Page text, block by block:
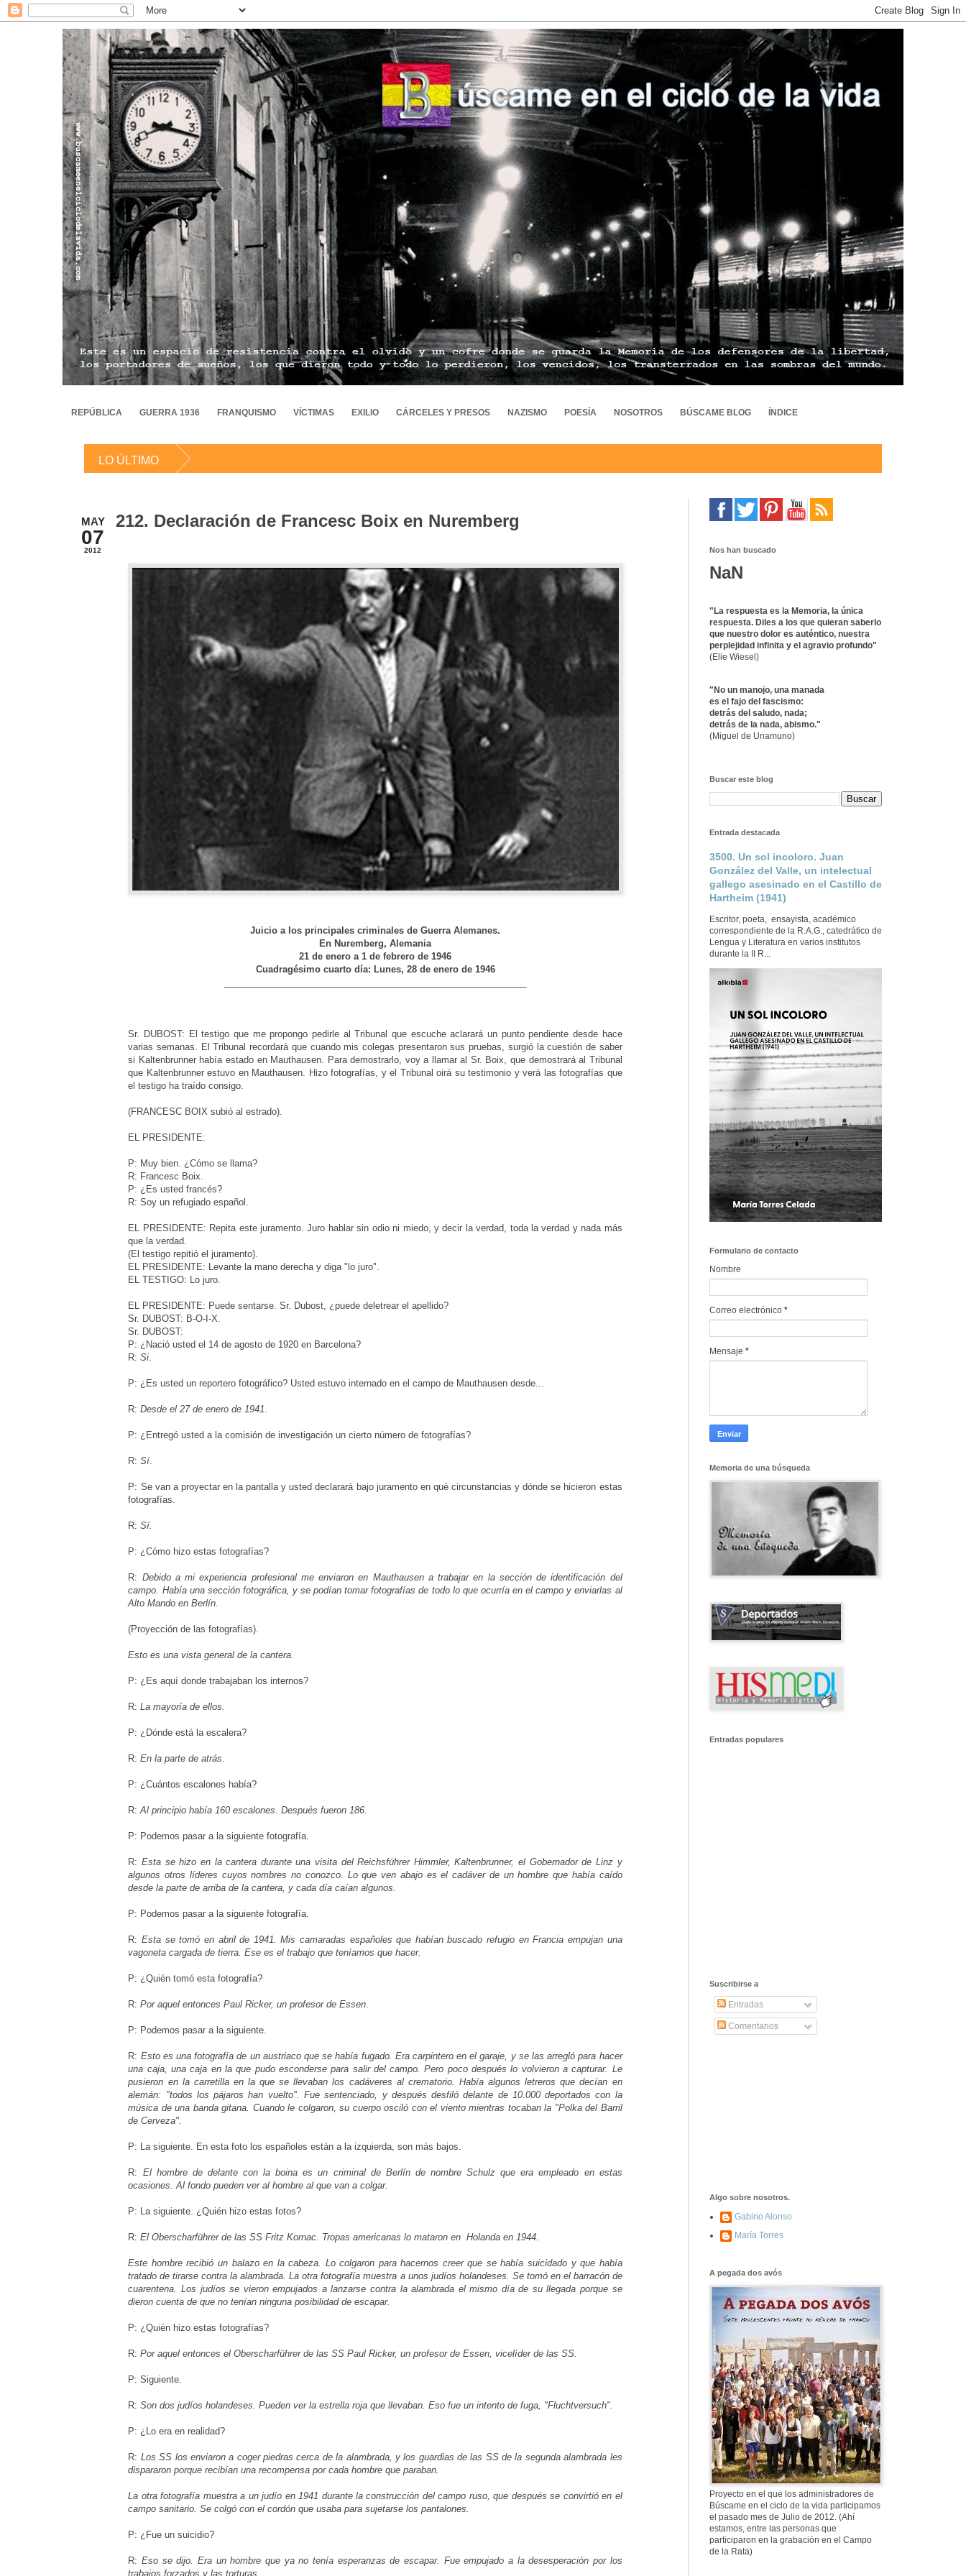
REPÚBLICA GUERRA 1936 FRANQUISMO VÍCTIMAS EXILIO CÁRCELES Y PRESOS NAZISMO POESÍA NOSOTROS BÚSCAME BLOG ÍNDICE
LO ÚLTIMO
MAY
07
2012
212. Declaración de Francesc Boix en Nuremberg
Juicio a los principales criminales de Guerra Alemanes.
En Nuremberg, Alemania
21 de enero a 1 de febrero de 1946
Cuadragésimo cuarto día: Lunes, 28 de enero de 1946
Sr. DUBOST: El testigo que me propongo pedirle al Tribunal que escuche aclarará un punto pendiente desde hace
varias semanas. El Tribunal recordará que cuando mis colegas presentaron sus pruebas, surgió la cuestión de saber
si Kaltenbrunner había estado en Mauthausen. Para demostrarlo, voy a llamar al Sr. Boix, que demostrará al Tribunal
que Kaltenbrunner estuvo en Mauthausen. Hizo fotografías, y el Tribunal oirá su testimonio y verá las fotografías que
el testigo ha traído consigo.
(FRANCESC BOIX subió al estrado).
EL PRESIDENTE:
P: Muy bien. ¿Cómo se llama?
R: Francesc Boix.
P: ¿Es usted francés?
R: Soy un refugiado español.
EL PRESIDENTE: Repita este juramento. Juro hablar sin odio ni miedo, y decir la verdad, toda la verdad y nada más
que la verdad.
(El testigo repitió el juramento).
EL PRESIDENTE: Levante la mano derecha y diga "lo juro".
EL TESTIGO: Lo juro.
EL PRESIDENTE: Puede sentarse. Sr. Dubost, ¿puede deletrear el apellido?
Sr. DUBOST: B-O-I-X.
Sr. DUBOST:
P: ¿Nació usted el 14 de agosto de 1920 en Barcelona?
R: Si.
P: ¿Es usted un reportero fotográfico? Usted estuvo internado en el campo de Mauthausen desde...
R: Desde el 27 de enero de 1941.
P: ¿Entregó usted a la comisión de investigación un cierto número de fotografías?
R: Sí.
P: Se van a proyectar en la pantalla y usted declarará bajo juramento en qué circunstancias y dónde se hicieron estas
fotografías.
R: Sí.
P: ¿Cómo hizo estas fotografías?
R: Debido a mi experiencia profesional me enviaron en Mauthausen a trabajar en la sección de identificación del
campo. Había una sección fotográfica, y se podían tomar fotografías de todo lo que ocurría en el campo y enviarlas al
Alto Mando en Berlín.
(Proyección de las fotografías).
Esto es una vista general de la cantera.
P: ¿Es aquí donde trabajaban los internos?
R: La mayoría de ellos.
P: ¿Dónde está la escalera?
R: En la parte de atrás.
P: ¿Cuántos escalones había?
R: Al principio había 160 escalones. Después fueron 186.
P: Podemos pasar a la siguiente fotografía.
R: Esta se hizo en la cantera durante una visita del Reichsführer Himmler, Kaltenbrunner, el Gobernador de Linz y
algunos otros líderes cuyos nombres no conozco. Lo que ven abajo es el cadáver de un hombre que había caído
desde la parte de arriba de la cantera, y cada día caían algunos.
P: Podemos pasar a la siguiente fotografía.
R: Esta se tomó en abril de 1941. Mis camaradas españoles que habían buscado refugio en Francia empujan una
vagoneta cargada de tierra. Ese es el trabajo que teníamos que hacer.
P: ¿Quién tomó esta fotografía?
R: Por aquel entonces Paul Ricker, un profesor de Essen.
P: Podemos pasar a la siguiente.
R: Esto es una fotografía de un austriaco que se había fugado. Era carpintero en el garaje, y se las arregló para hacer
una caja, una caja en la que pudo esconderse para salir del campo. Pero poco después lo volvieron a capturar. Le
pusieron en la carretilla en la que se llevaban los cadáveres al crematorio. Había algunos letreros que decían en
alemán: "todos los pájaros han vuelto". Fue sentenciado, y después desfiló delante de 10.000 deportados con la
música de una banda gitana. Cuando le colgaron, su cuerpo osciló con el viento mientras tocaban la "Polka del Barril
de Cerveza".
P: La siguiente. En esta foto los españoles están a la izquierda, son más bajos.
R: El hombre de delante con la boina es un criminal de Berlín de nombre Schulz que era empleado en estas
ocasiones. Al fondo pueden ver al hombre al que van a colgar.
P: La siguiente. ¿Quién hizo estas fotos?
R: El Oberscharführer de las SS Fritz Kornac. Tropas americanas lo mataron en Holanda en 1944.
Este hombre recibió un balazo en la cabeza. Lo colgaron para hacernos creer que se había suicidado y que había
tratado de tirarse contra la alambrada. La otra fotografía muestra a unos judíos holandeses. Se tomó en el barracón de
cuarentena. Los judíos se vieron empujados a lanzarse contra la alambrada el mismo día de su llegada porque se
dieron cuenta de que no tenían ninguna posibilidad de escapar.
P: ¿Quién hizo estas fotografías?
R: Por aquel entonces el Oberscharführer de las SS Paul Ricker, un profesor de Essen, vicelíder de las SS.
P: Siguiente.
R: Son dos judíos holandeses. Pueden ver la estrella roja que llevaban. Eso fue un intento de fuga, "Fluchtversuch".
P: ¿Lo era en realidad?
R: Los SS los enviaron a coger piedras cerca de la alambrada, y los guardias de las SS de la segunda alambrada les
dispararon porque recibían una recompensa por cada hombre que paraban.
La otra fotografía muestra a un judío en 1941 durante la construcción del campo ruso, que después se convirtió en el
campo sanitario. Se colgó con el cordón que usaba para sujetarse los pantalones.
P: ¿Fue un suicidio?
R: Eso se dijo. Era un hombre que ya no tenía esperanzas de escapar. Fue empujado a la desesperación por los
trabajos forzados y las torturas.
Nos han buscado
NaN
"La respuesta es la Memoria, la única
respuesta. Diles a los que quieran saberlo
que nuestro dolor es auténtico, nuestra
perplejidad infinita y el agravio profundo"
(Elie Wiesel)
"No un manojo, una manada
es el fajo del fascismo:
detrás del saludo, nada;
detrás de la nada, abismo."
(Miguel de Unamuno)
Buscar este blog
Entrada destacada
3500. Un sol incoloro. Juan
González del Valle, un intelectual
gallego asesinado en el Castillo de
Hartheim (1941)
Escritor, poeta, ensayista, académico
correspondiente de la R.A.G., catedrático de
Lengua y Literatura en varios institutos
durante la II R...
Formulario de contacto
Nombre
Correo electrónico *
Mensaje *
Memoria de una búsqueda
Entradas populares
Suscribirse a
Entradas
Comentarios
Algo sobre nosotros.
Gabino Alonso
María Torres
A pegada dos avós
Proyecto en el que los administradores de
Búscame en el ciclo de la vida participamos
el pasado mes de Julio de 2012. (Ahí
estamos, entre las personas que
participaron en la grabación en el Campo
de la Rata)